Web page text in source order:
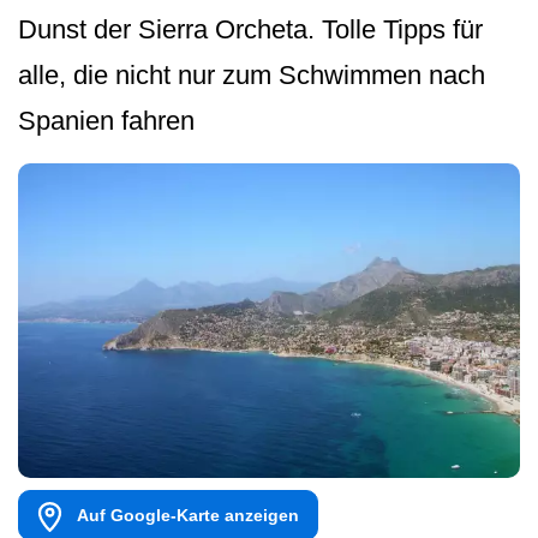
Dunst der Sierra Orcheta. Tolle Tipps für
alle, die nicht nur zum Schwimmen nach
Spanien fahren
Auf Google-Karte anzeigen